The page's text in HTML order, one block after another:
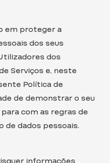
em proteger a
dos seus
dos
Serviços e, neste
Política de
de demonstrar o seu
com as regras de
de dados pessoais.